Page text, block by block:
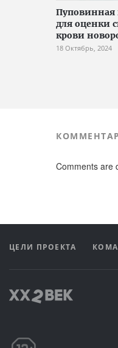
Пуповинная
для оценки
крови
18 Октябрь, 2024
Comments are
ЦЕЛИ ПРОЕКТА